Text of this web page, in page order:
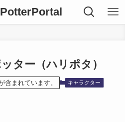
ター（ハリポタ）
含まれています。 キャラクター